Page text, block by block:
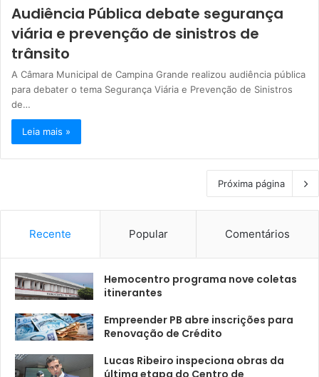
Audiência Pública debate segurança
viária e prevenção de sinistros de
trânsito
A Câmara Municipal de Campina Grande realizou audiência pública
para debater o tema Segurança Viária e Prevenção de Sinistros
de…
Leia mais »
Próxima página
Recente Popular Comentários
Hemocentro programa nove coletas
itinerantes
Empreender PB abre inscrições para
Renovação de Crédito
Lucas Ribeiro inspeciona obras da
última etapa do Centro de